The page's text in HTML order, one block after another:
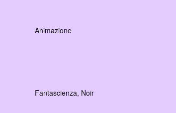
Animazione
Fantascienza, Noir